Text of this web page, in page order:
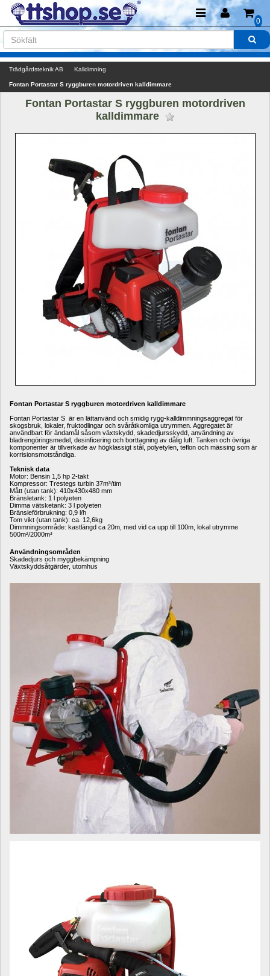
0
Trädgårdsteknik AB Kalldimning
Fontan Portastar S ryggburen motordriven kalldimmare
Fontan Portastar S ryggburen motordriven
kalldimmare
Fontan Portastar S ryggburen motordriven kalldimmare
Fontan Portastar S är en lättanvänd och smidig rygg-kalldimmningsaggregat för
skogsbruk, lokaler, fruktodlingar och svåråtkomliga utrymmen. Aggregatet är
användbart för ändamål såsom växtskydd, skadedjursskydd, användning av
bladrengöringsmedel, desinficering och borttagning av dålig luft. Tanken och övriga
komponenter är tillverkade av högklassigt stål, polyetylen, teflon och mässing som är
korrisionsmotståndiga.
Teknisk data
Motor: Bensin 1,5 hp 2-takt
Kompressor: Trestegs turbin 37m³/tim
Mått (utan tank): 410x430x480 mm
Bränsletank: 1 l polyeten
Dimma vätsketank: 3 l polyeten
Bränsleförbrukning: 0,9 l/h
Tom vikt (utan tank): ca. 12,6kg
Dimmningsområde: kastlängd ca 20m, med vid ca upp till 100m, lokal utrymme
500m²/2000m³
Användningsområden
Skadedjurs och myggbekämpning
Växtskyddsåtgärder, utomhus